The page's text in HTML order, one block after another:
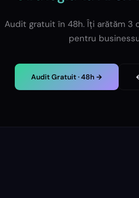
Audit gratuit în 48h. Îți arătăm
pentru
Audit Gratuit · 48h →